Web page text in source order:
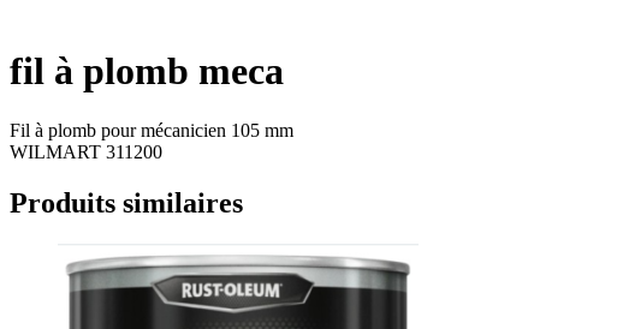
fil à plomb meca
Fil à plomb pour mécanicien 105 mm
WILMART 311200
Produits similaires